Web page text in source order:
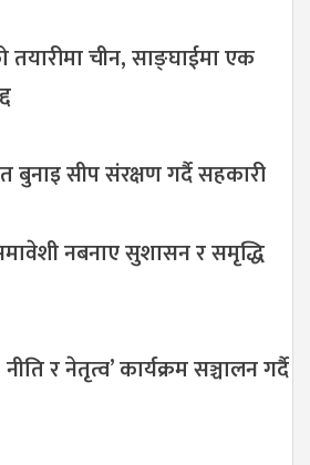
तयारीमा चीन, साङ्घाईमा एक
बुनाइ सीप संरक्षण गर्दै सहकारी
नबनाए सुशासन र समृद्धि
र नेतृत्व’ कार्यक्रम सञ्चालन गर्दै